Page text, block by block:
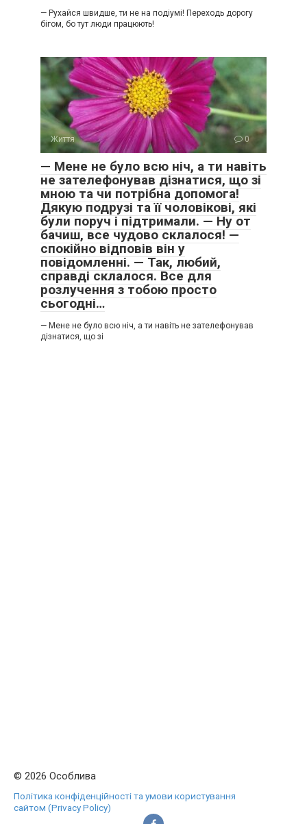
— Рухайся швидше, ти не на подіумі! Переходь дорогу
бігом, бо тут люди працюють!
Життя 0
— Мене не було всю ніч, а ти навіть
не зателефонував дізнатися, що зі
мною та чи потрібна допомога!
Дякую подрузі та її чоловікові, які
були поруч і підтримали. — Ну от
бачиш, все чудово склалося! —
спокійно відповів він у
повідомленні. — Так, любий,
справді склалося. Все для
розлучення з тобою просто
сьогодні…
— Мене не було всю ніч, а ти навіть не зателефонував
дізнатися, що зі
© 2026 Особлива
Політика конфіденційності та умови користування
сайтом (Privacy Policy)